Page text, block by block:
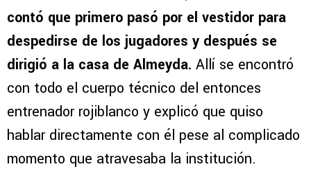
contó que primero pasó por el vestidor para
despedirse de los jugadores y después se
dirigió a la casa de Almeyda. Allí se encontró
con todo el cuerpo técnico del entonces
entrenador rojiblanco y explicó que quiso
hablar directamente con él pese al complicado
momento que atravesaba la institución.